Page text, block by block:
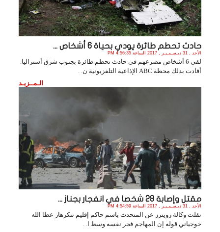
حادث تحطم طائرة يودي بحياة 6 أشخاص ...
الأحد , 31 ديـسـمـبـر , 2017 الساعة 4:56:35 PM
لقي 6 أشخاص مصرعهم في حادث تحطم طائرة بجنوب شرق أستراليا.
أفادت بذلك محطة ABC الإذاعية التلفزيونية ن. .
الـمــزيـد
مقتل وإصابة 28 شخصا في انفجار بجناز ...
الأحد , 31 ديـسـمـبـر , 2017 الساعة 4:54:59 PM
نقلت وكالة رويترز عن المتحدث باسم حاكم إقليم ننكرهار عطا الله
خوجياني قوله إن المهاجم فجر نفسه وسط ا. .